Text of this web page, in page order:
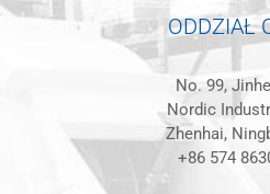
ODDZIAŁ
No. 99,
Nordic
Zhenhai,
+86 574